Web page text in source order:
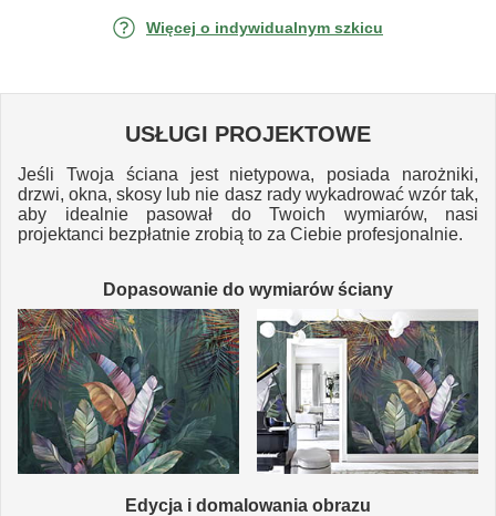
Więcej o indywidualnym szkicu
USŁUGI PROJEKTOWE
Jeśli Twoja ściana jest nietypowa, posiada narożniki,
drzwi, okna, skosy lub nie dasz rady wykadrować wzór tak,
aby idealnie pasował do Twoich wymiarów, nasi
projektanci bezpłatnie zrobią to za Ciebie profesjonalnie.
Dopasowanie do wymiarów ściany
Edycja i domalowania obrazu